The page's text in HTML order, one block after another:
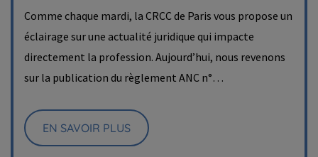
Comme chaque mardi, la CRCC de Paris vous propose un
éclairage sur une actualité juridique qui impacte
directement la profession. Aujourd’hui, nous revenons
sur la publication du règlement ANC n°…
EN SAVOIR PLUS